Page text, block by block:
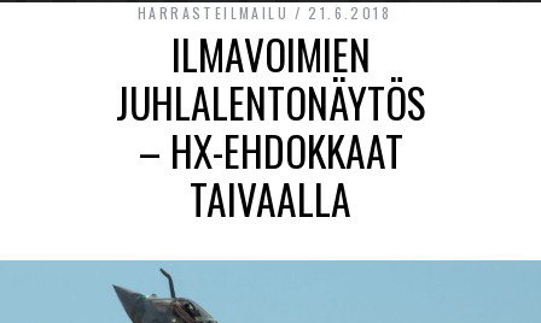
HARRASTEILMAILU 21.6.2018
ILMAVOIMIEN
JUHLALENTONÄYTÖS
– HX-EHDOKKAAT
TAIVAALLA